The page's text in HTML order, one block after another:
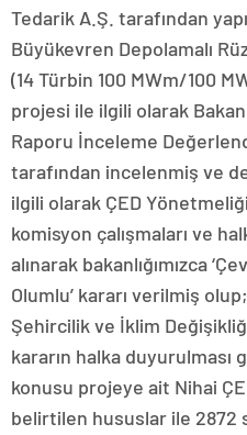
Tedarik A.Ş. tarafından
Büyükevren Depolamalı
(14 Türbin 100 MWm/100
projesi ile ilgili olarak
Raporu İnceleme
tarafından incelenmiş ve
ilgili olarak ÇED
komisyon çalışmaları ve
alınarak bakanlığımızca
Olumlu’ kararı verilmiş
Şehircilik ve İklim
kararın halka duyurulması
konusu projeye ait Nihai
belirtilen hususlar ile 2872